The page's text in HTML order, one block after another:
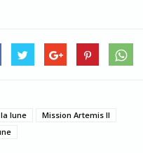
la lune
Mission Artemis II